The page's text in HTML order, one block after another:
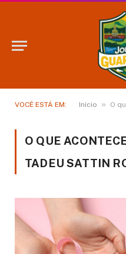
VOCÊ ESTÁ EM: Início » O
O QUE
TADEU SATTIN